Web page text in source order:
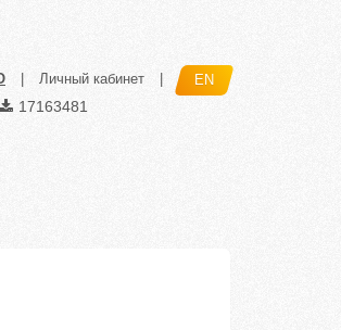
Личный кабинет EN
17163481